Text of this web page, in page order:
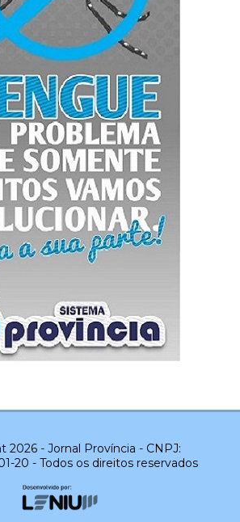
2026 - Jornal Província - CNPJ:
20 - Todos os direitos reservados